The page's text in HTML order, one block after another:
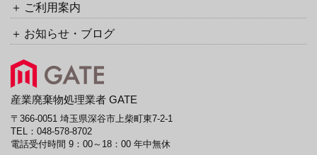
ご利用案内
お知らせ・ブログ
産業廃棄物処理業者 GATE
〒366-0051 埼玉県深谷市上柴町東7-2-1
TEL： 048-578-8702
電話受付時間 9：00～18：00 年中無休